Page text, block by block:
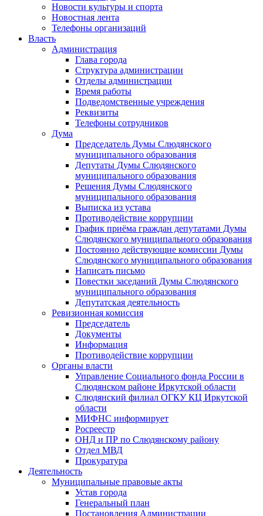
Новости культуры и спорта
Новостная лента
Телефоны организаций
Власть
Администрация
Глава города
Структура администрации
Отделы администрации
Время работы
Подведомственные учреждения
Реквизиты
Телефоны сотрудников
Дума
Председатель Думы Слюдянского
муниципального образования
Депутаты Думы Слюдянского
муниципального образования
Решения Думы Слюдянского
муниципального образования
Выписка из устава
Противодействие коррупции
График приёма граждан депутатами Думы
Слюдянского муниципального образования
Постоянно действующие комиссии Думы
Слюдянского муниципального образования
Написать письмо
Повестки заседаний Думы Слюдянского
муниципального образования
Депутатская деятельность
Ревизионная комиссия
Председатель
Документы
Информация
Противодействие коррупции
Органы власти
Управление Социального фонда России в
Слюдянском районе Иркутской области
Слюдянский филиал ОГКУ КЦ Иркутской
области
МИФНС информирует
Росреестр
ОНД и ПР по Слюдянскому району
Отдел МВД
Прокуратура
Деятельность
Муниципальные правовые акты
Устав города
Генеральный план
Постановления Администрации